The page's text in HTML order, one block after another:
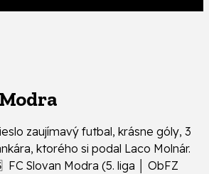
zaujímavý futbal, krásne góly, 3
ktorého si podal Laco Molnár.
FC Slovan Modra (5. liga │ ObFZ